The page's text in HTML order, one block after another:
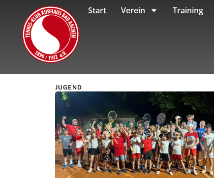
Start Verein Training
JUGEND